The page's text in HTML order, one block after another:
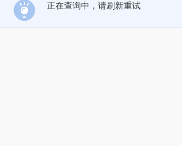
正在查询中，请刷新重试